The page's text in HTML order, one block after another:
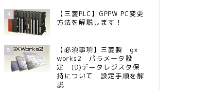
4
【三菱PLC】GPPW PC変更
方法を解説します！
5
【必須事項】三菱製 gx
works2 パラメータ設
定 (D)データレジスタ保
持について 設定手順を解
説